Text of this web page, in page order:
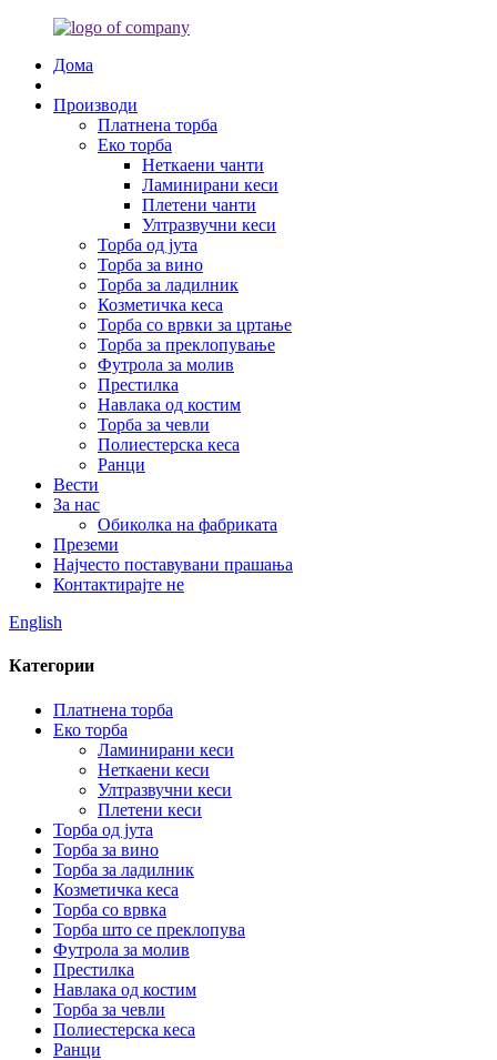
Дома
Производи
Платнена торба
Еко торба
Неткаени чанти
Ламинирани кеси
Плетени чанти
Ултразвучни кеси
Торба од јута
Торба за вино
Торба за ладилник
Козметичка кеса
Торба со врвки за цртање
Торба за преклопување
Футрола за молив
Престилка
Навлака од костим
Торба за чевли
Полиестерска кеса
Ранци
Вести
За нас
Обиколка на фабриката
Преземи
Најчесто поставувани прашања
Контактирајте не
English
Категории
Платнена торба
Еко торба
Ламинирани кеси
Неткаени кеси
Ултразвучни кеси
Плетени кеси
Торба од јута
Торба за вино
Торба за ладилник
Козметичка кеса
Торба со врвка
Торба што се преклопува
Футрола за молив
Престилка
Навлака од костим
Торба за чевли
Полиестерска кеса
Ранци